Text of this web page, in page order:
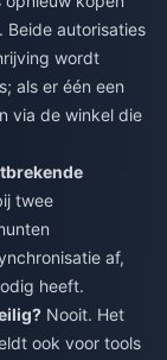
Beide autorisaties
wordt
als er één een
via de winkel die
twee
af,
heeft.
Nooit. Het
ook voor tools